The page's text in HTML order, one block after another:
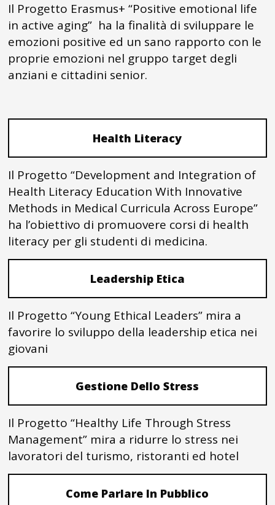
Il Progetto Erasmus+ “Positive emotional life
in active aging” ha la finalità di sviluppare le
emozioni positive ed un sano rapporto con le
proprie emozioni nel gruppo target degli
anziani e cittadini senior.
Health Literacy
Il Progetto “Development and Integration of
Health Literacy Education With Innovative
Methods in Medical Curricula Across Europe”
ha l’obiettivo di promuovere corsi di health
literacy per gli studenti di medicina.
Leadership Etica
Il Progetto “Young Ethical Leaders” mira a
favorire lo sviluppo della leadership etica nei
giovani
Gestione Dello Stress
Il Progetto “Healthy Life Through Stress
Management” mira a ridurre lo stress nei
lavoratori del turismo, ristoranti ed hotel
Come Parlare In Pubblico